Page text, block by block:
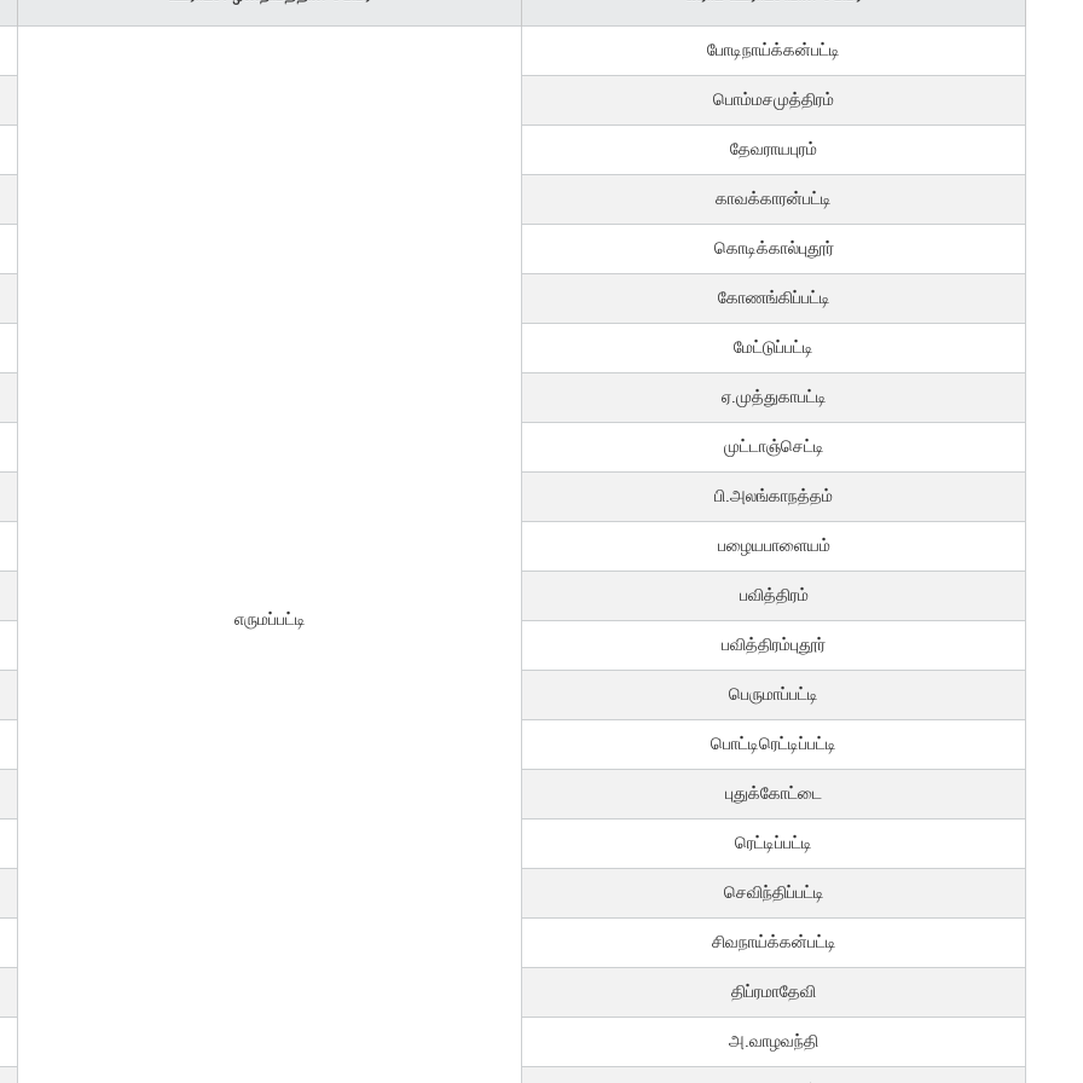
எருமப்பட்டி
போடிநாய்க்கன்பட்டி
பொம்மசமுத்திரம்
தேவராயபுரம்
காவக்காரன்பட்டி
கொடிக்கால்புதூர்
கோணங்கிப்பட்டி
மேட்டுப்பட்டி
ஏ.முத்துகாபட்டி
முட்டாஞ்செட்டி
பி.அலங்காநத்தம்
பழையபாளையம்
பவித்திரம்
பவித்திரம்புதூர்
பெருமாப்பட்டி
பொட்டிரெட்டிப்பட்டி
புதுக்கோட்டை
ரெட்டிப்பட்டி
செவிந்திப்பட்டி
சிவநாய்க்கன்பட்டி
திப்ரமாதேவி
அ.வாழவந்தி